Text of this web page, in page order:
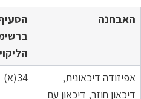
האבחנה
אפיזודה דיכאונית,
דיכאון חוזר, דיכאון עם
34(א)